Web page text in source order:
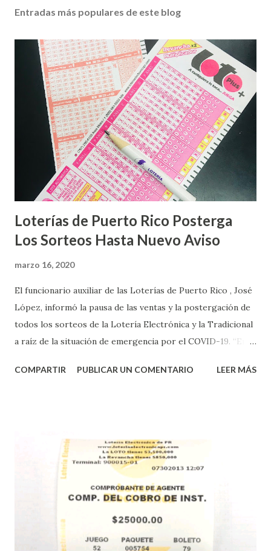
Entradas más populares de este blog
Loterías de Puerto Rico Posterga
Los Sorteos Hasta Nuevo Aviso
marzo 16, 2020
El funcionario auxiliar de las Loterías de Puerto Rico , José
López, informó la pausa de las ventas y la postergación de
todos los sorteos de la Lotería Electrónica y la Tradicional
a raíz de la situación de emergencia por el COVID-19. “En
proteger la salud de nuestros empleados, vendedores y
instantáneos”, indicó López. Sobre el sorteo de Powerball,
López explicó que el mismo se continuará realizando en los
Estados Unidos y los jugadores podrán conocer los
números ganadores del mismo a través de la página
aquellos con jugadas anticipadas de los sorteos locales (
Loto, Revancha, Pega 2, Pega 3 Pega 4 ) se les informará
COMPARTIR PUBLICAR UN COMENTARIO LEER MÁS